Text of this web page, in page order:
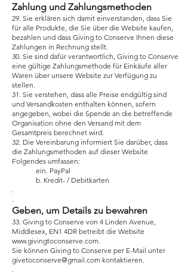
Zahlung und Zahlungsmethoden
29. Sie erklären sich damit einverstanden, dass Sie
für alle Produkte, die Sie über die Website kaufen,
bezahlen und dass Giving to Conserve Ihnen diese
Zahlungen in Rechnung stellt.
30. Sie sind dafür verantwortlich, Giving to Conserve
eine gültige Zahlungsmethode für Einkäufe aller
Waren über unsere Website zur Verfügung zu
stellen.
31. Sie verstehen, dass alle Preise endgültig sind
und Versandkosten enthalten können, sofern
angegeben, wobei die Spende an die betreffende
Organisation ohne den Versand mit dem
Gesamtpreis berechnet wird.
32. Die Vereinbarung informiert Sie darüber, dass
die Zahlungsmethoden auf dieser Website
Folgendes umfassen:
ein. PayPal
b. Kredit- / Debitkarten
Geben, um Details zu bewahren
33. Giving to Conserve von 4 Linden Avenue,
Middlesex, EN1 4DR betreibt die Website
www.givingtoconserve.com.
Sie können Giving to Conserve per E-Mail unter
givetoconserve@gmail.com kontaktieren.